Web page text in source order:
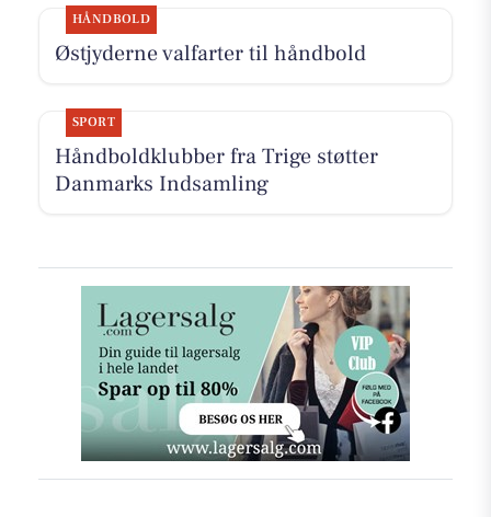
HÅNDBOLD
Østjyderne valfarter til håndbold
SPORT
Håndboldklubber fra Trige støtter
Danmarks Indsamling